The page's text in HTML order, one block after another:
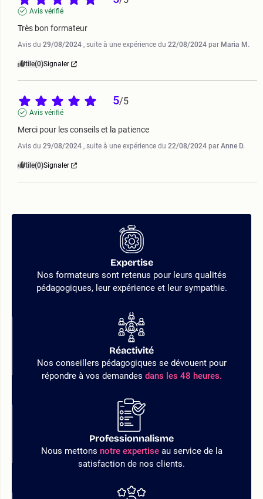
Avis vérifié
Très bon formateur
Avis du 29/08/2024 , suite à une expérience du 22/08/2024 par Maria M.
Utile(0)Signaler
5/5
Avis vérifié
Merci pour les conseils et la patience
Avis du 29/08/2024 , suite à une expérience du 22/08/2024 par Anne D.
Utile(0)Signaler
Expertise
Nos formateurs sont retenus pour leurs qualités
pédagogiques, leur expérience et leur sympathie.
Réactivité
Nos conseillers pédagogiques se dévouent pour
répondre à vos demandes dans les 48 heures.
Professionnalisme
Nous mettons notre expertiseau service de la
satisfaction de nos clients.